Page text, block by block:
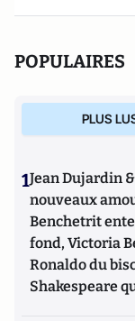
POPULAIRES
PLUS
1Jean Dujardin
nouveaux
Benchetrit
fond, Victoria
Ronaldo du
Shakespeare